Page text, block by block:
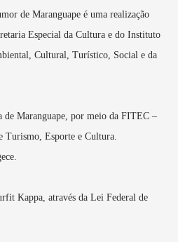
de Maranguape é uma realização
Especial da Cultura e do Instituto
Cultural, Turístico, Social e da
Maranguape, por meio da FITEC –
Turismo, Esporte e Cultura.
Kappa, através da Lei Federal de